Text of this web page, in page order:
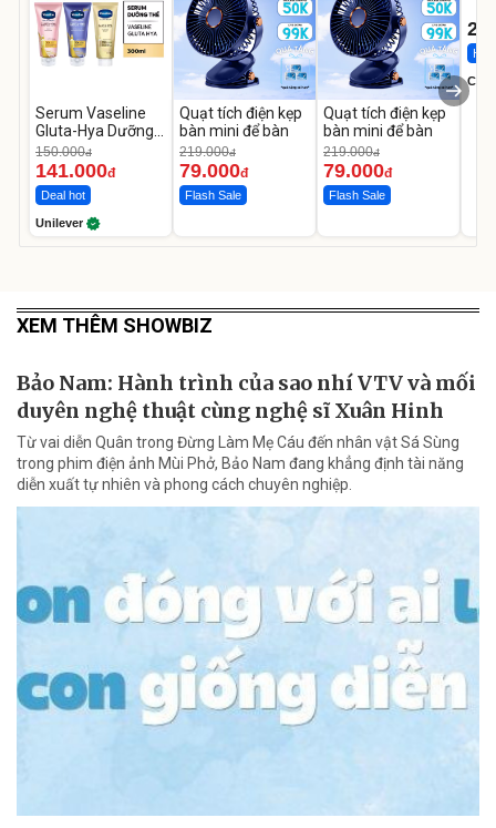
Serum Vaseline
Gluta-Hya Dưỡng
Da Sáng Mịn Sau 7
Ngày
150.000đ
141.000đ
Deal hot
Unilever
Quạt tích điện kẹp
bàn mini để bàn
219.000đ
79.000đ
Flash Sale
Quạt tích điện kẹp
bàn mini để bàn
219.000đ
79.000đ
Flash Sale
Hot
XEM THÊM SHOWBIZ
Bảo Nam: Hành trình của sao nhí VTV và mối
duyên nghệ thuật cùng nghệ sĩ Xuân Hinh
Từ vai diễn Quân trong Đừng Làm Mẹ Cáu đến nhân vật Sá Sùng
trong phim điện ảnh Mùi Phở, Bảo Nam đang khẳng định tài năng
diễn xuất tự nhiên và phong cách chuyên nghiệp.